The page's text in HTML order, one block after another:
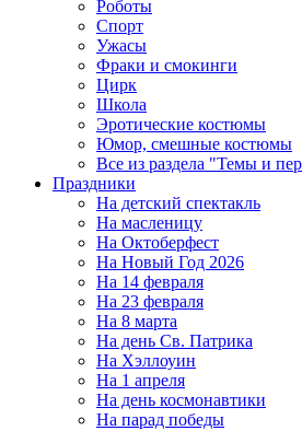
Роботы
Спорт
Ужасы
Фраки и смокинги
Цирк
Школа
Эротические костюмы
Юмор, смешные костюмы
Все из раздела "Темы и
Праздники
На детский спектакль
На масленицу
На Октоберфест
На Новый Год 2026
На 14 февраля
На 23 февраля
На 8 марта
На день Св. Патрика
На Хэллоуин
На 1 апреля
На день космонавтики
На парад победы